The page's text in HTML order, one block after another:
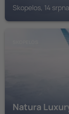
Skopelos, 14
Natura